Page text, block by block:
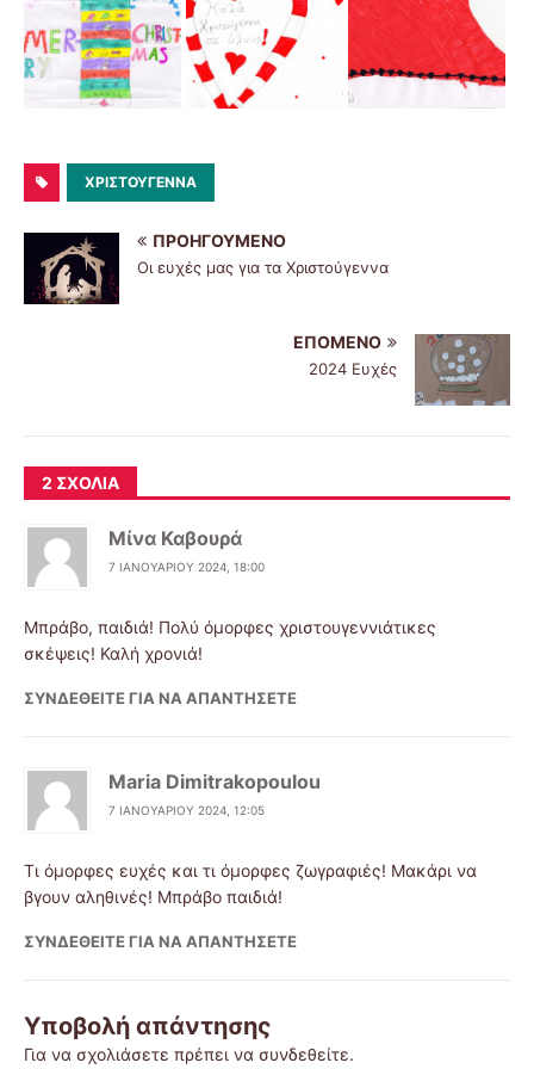
ΧΡΙΣΤΟΎΓΕΝΝΑ
ΠΡΟΗΓΟΎΜΕΝΟ
Οι ευχές μας για τα Χριστούγεννα
ΕΠΌΜΕΝΟ
2024 Ευχές
2 ΣΧΌΛΙΑ
Μίνα Καβουρά
7 ΙΑΝΟΥΑΡΊΟΥ 2024, 18:00
Μπράβο, παιδιά! Πολύ όμορφες χριστουγεννιάτικες
σκέψεις! Καλή χρονιά!
ΣΥΝΔΕΘΕΊΤΕ ΓΙΑ ΝΑ ΑΠΑΝΤΉΣΕΤΕ
Maria Dimitrakopoulou
7 ΙΑΝΟΥΑΡΊΟΥ 2024, 12:05
Τι όμορφες ευχές και τι όμορφες ζωγραφιές! Μακάρι να
βγουν αληθινές! Μπράβο παιδιά!
ΣΥΝΔΕΘΕΊΤΕ ΓΙΑ ΝΑ ΑΠΑΝΤΉΣΕΤΕ
Υποβολή απάντησης
Για να σχολιάσετε πρέπει να συνδεθείτε.